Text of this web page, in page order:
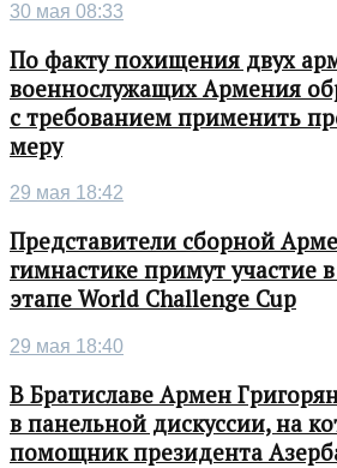
30 мая 08:33
По факту похищения двух
военнослужащих Армения
с требованием применить
меру
29 мая 18:42
Представители сборной
гимнастике примут участие
этапе World Challenge Cup
29 мая 18:40
В Братиславе Армен
в панельной дискуссии, на
помощник президента